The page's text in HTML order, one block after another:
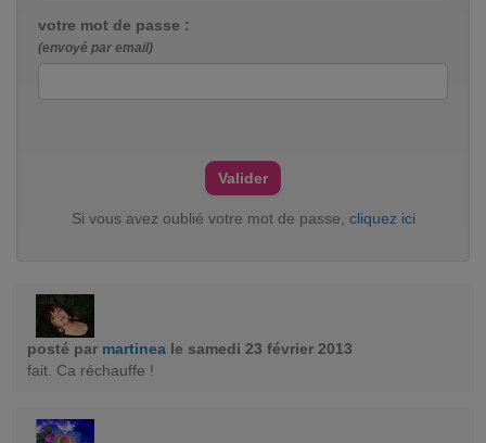
votre mot de passe :
(envoyé par email)
Si vous avez oublié votre mot de passe, cliquez ici
posté par martinea le samedi 23 février 2013
fait. Ca réchauffe !